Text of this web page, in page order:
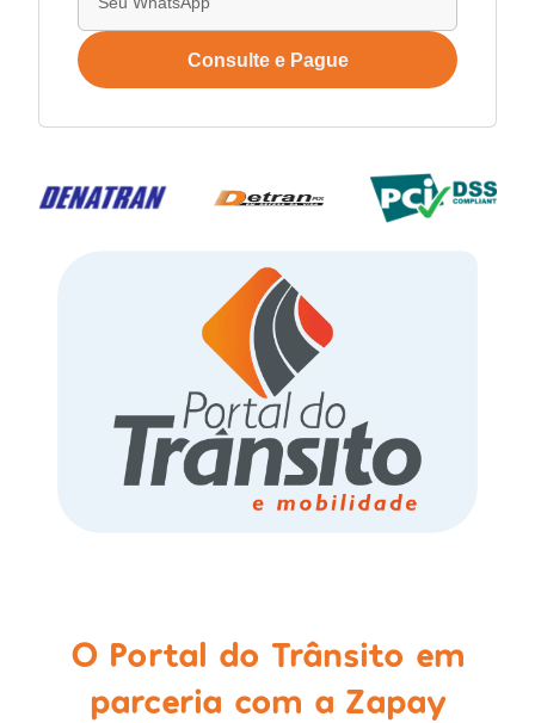
Consulte e Pague
O Portal do Trânsito em
parceria com a Zapay